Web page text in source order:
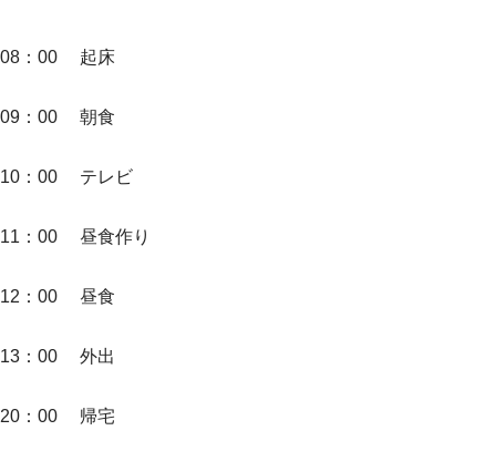
08：00 起床
09：00 朝食
10：00 テレビ
11：00 昼食作り
12：00 昼食
13：00 外出
20：00 帰宅